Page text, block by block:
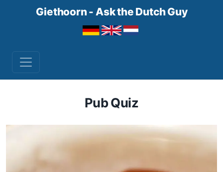
Giethoorn - Ask the Dutch Guy
Pub Quiz